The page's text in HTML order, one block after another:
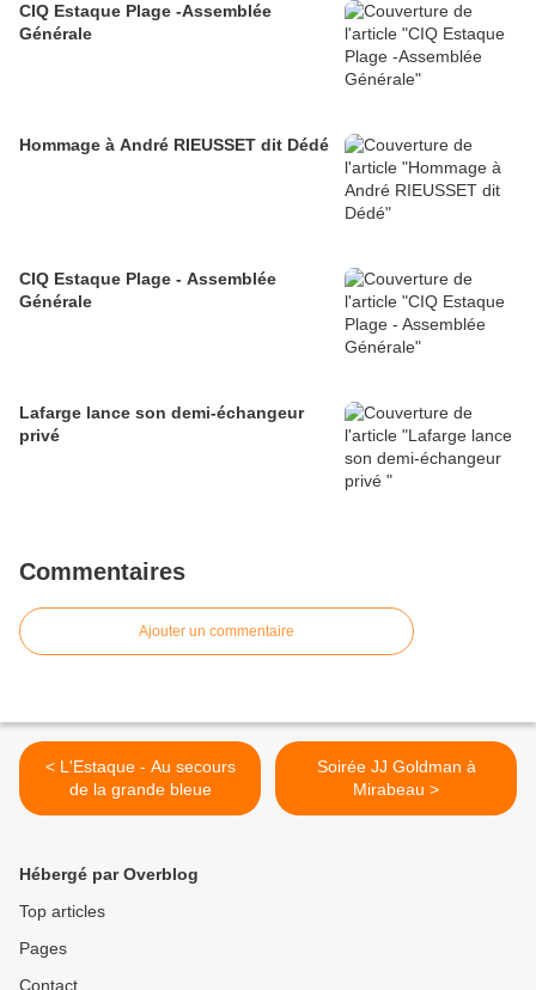
CIQ Estaque Plage -Assemblée
Générale
Hommage à André RIEUSSET dit Dédé
CIQ Estaque Plage - Assemblée
Générale
Lafarge lance son demi-échangeur
privé
Commentaires
Ajouter un commentaire
< L'Estaque - Au secours
de la grande bleue
Soirée JJ Goldman à
Mirabeau >
Hébergé par Overblog
Top articles
Pages
Contact